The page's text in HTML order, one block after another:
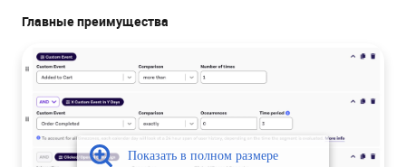
Главные преимущества